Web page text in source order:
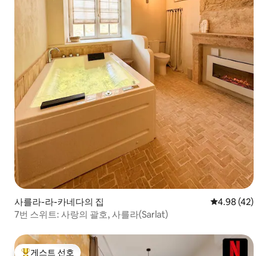
사를라-라-카네다의 집 평점 4.98점(5
4.98 (42)
7번 스위트: 사랑의 괄호, 사를라(Sarlat)
게스트 선호